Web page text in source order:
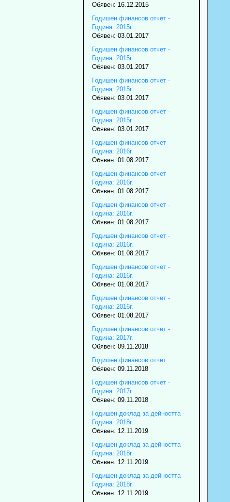
Обявен: 16.12.2015
Годишен финансов отчет -
Година: 2015г.
Обявен: 03.01.2017
Годишен финансов отчет -
Година: 2015г.
Обявен: 03.01.2017
Годишен финансов отчет -
Година: 2015г.
Обявен: 03.01.2017
Годишен финансов отчет -
Година: 2015г.
Обявен: 03.01.2017
Годишен финансов отчет -
Година: 2016г.
Обявен: 01.08.2017
Годишен финансов отчет -
Година: 2016г.
Обявен: 01.08.2017
Годишен финансов отчет -
Година: 2016г.
Обявен: 01.08.2017
Годишен финансов отчет -
Година: 2016г.
Обявен: 01.08.2017
Годишен финансов отчет -
Година: 2016г.
Обявен: 01.08.2017
Годишен финансов отчет -
Година: 2016г.
Обявен: 01.08.2017
Годишен финансов отчет -
Година: 2017г.
Обявен: 09.11.2018
Годишен финансов отчет
Обявен: 09.11.2018
Годишен финансов отчет -
Година: 2017г.
Обявен: 09.11.2018
Годишен доклад за дейността -
Година: 2018г.
Обявен: 12.11.2019
Годишен доклад за дейността -
Година: 2018г.
Обявен: 12.11.2019
Годишен доклад за дейността -
Година: 2018г.
Обявен: 12.11.2019